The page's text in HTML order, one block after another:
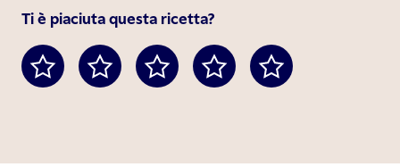
Ti è piaciuta questa ricetta?